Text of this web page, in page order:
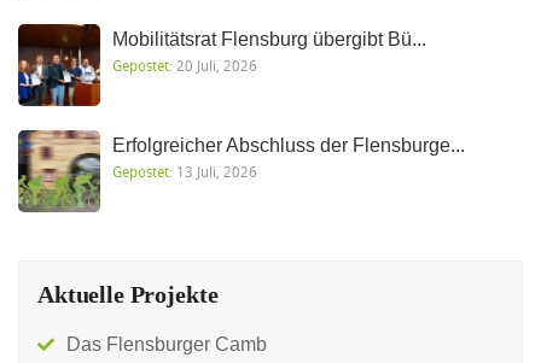
Mobilitätsrat Flensburg übergibt Bü...
Gepostet: 20 Juli, 2026
Erfolgreicher Abschluss der Flensburge...
Gepostet: 13 Juli, 2026
Aktuelle Projekte
Das Flensburger Camb